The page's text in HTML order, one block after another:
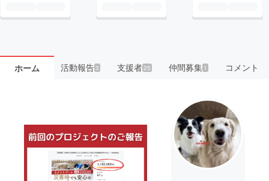
ホーム 活動報告3 支援者 25 仲間募集 1 コメント